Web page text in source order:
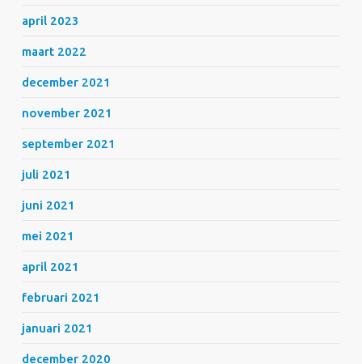
april 2023
maart 2022
december 2021
november 2021
september 2021
juli 2021
juni 2021
mei 2021
april 2021
februari 2021
januari 2021
december 2020